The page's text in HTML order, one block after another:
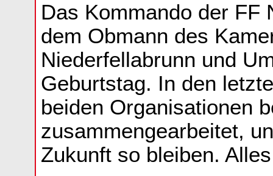
Das Kommando der FF
dem Obmann des
Niederfellabrunn und
Geburtstag. In den
beiden Organisationen
zusammengearbeitet,
Zukunft so bleiben.